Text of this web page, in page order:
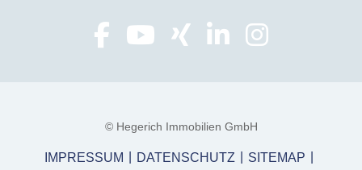
© Hegerich Immobilien GmbH
IMPRESSUM DATENSCHUTZ SITEMAP